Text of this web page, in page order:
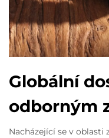
Globální
odborným
Nacházející se v